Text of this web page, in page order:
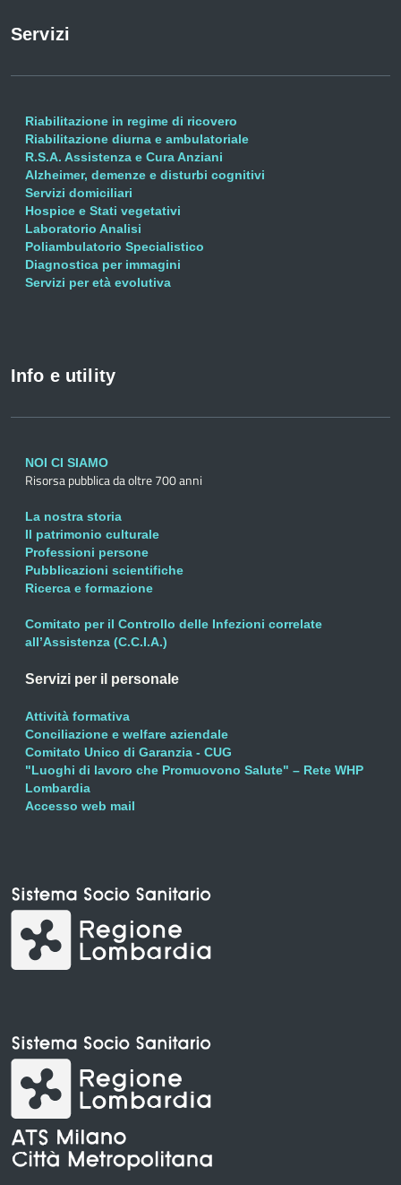
Servizi
Riabilitazione in regime di ricovero
Riabilitazione diurna e ambulatoriale
R.S.A. Assistenza e Cura Anziani
Alzheimer, demenze e disturbi cognitivi
Servizi domiciliari
Hospice e Stati vegetativi
Laboratorio Analisi
Poliambulatorio Specialistico
Diagnostica per immagini
Servizi per età evolutiva
Info e utility
NOI CI SIAMO
Risorsa pubblica da oltre 700 anni
La nostra storia
Il patrimonio culturale
Professioni persone
Pubblicazioni scientifiche
Ricerca e formazione
Comitato per il Controllo delle Infezioni correlate
all’Assistenza (C.C.I.A.)
Servizi per il personale
Attività formativa
Conciliazione e welfare aziendale
Comitato Unico di Garanzia - CUG
"Luoghi di lavoro che Promuovono Salute" – Rete WHP
Lombardia
Accesso web mail